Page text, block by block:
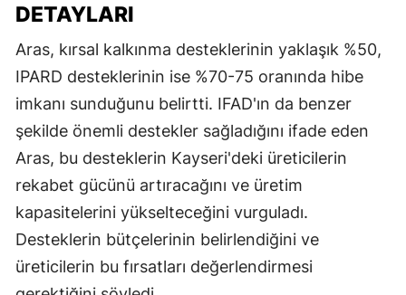
DETAYLARI
Aras, kırsal kalkınma desteklerinin yaklaşık %50,
IPARD desteklerinin ise %70-75 oranında hibe
imkanı sunduğunu belirtti. IFAD'ın da benzer
şekilde önemli destekler sağladığını ifade eden
Aras, bu desteklerin Kayseri'deki üreticilerin
rekabet gücünü artıracağını ve üretim
kapasitelerini yükselteceğini vurguladı.
Desteklerin bütçelerinin belirlendiğini ve
üreticilerin bu fırsatları değerlendirmesi